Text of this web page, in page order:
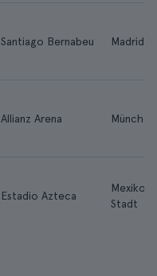
Santiago Bernabeu Madrid
Allianz Arena München
Estadio Azteca
Mexiko
Stadt